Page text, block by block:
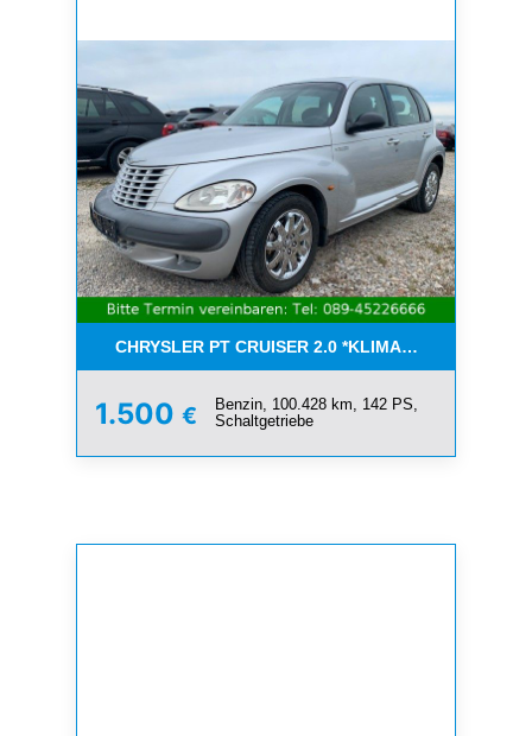
CHRYSLER PT CRUISER 2.0
1.500 €
Benzin, 100.428 km, 142 PS,
Schaltgetriebe